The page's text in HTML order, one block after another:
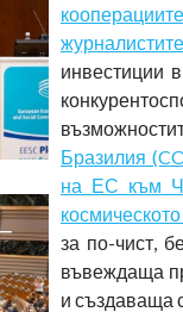
журналистите
инвестиции
Бразилия
на ЕС към
за по-чист,
въвеждаща
и създаваща